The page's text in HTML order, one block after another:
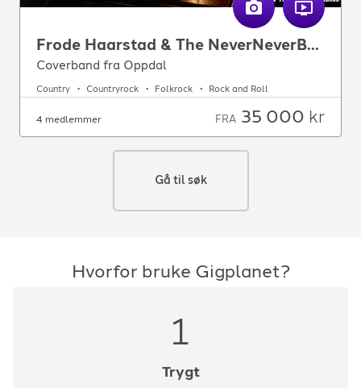
Frode Haarstad & The NeverNeverBand
Coverband fra Oppdal
Country Countryrock Folkrock Rock and Roll
4 medlemmer FRA 35 000 kr
Gå til søk
Hvorfor bruke Gigplanet?
1
Trygt